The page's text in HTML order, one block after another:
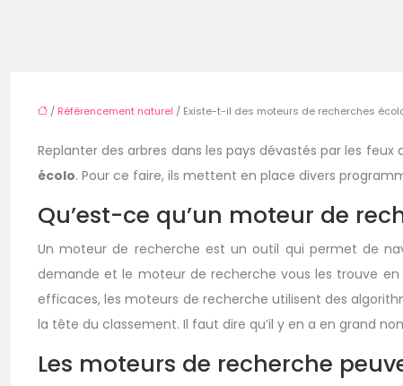
/ Référencement naturel / Existe-t-il des moteurs de recherches
Replanter des arbres dans les pays dévastés par les
écolo. Pour ce faire, ils mettent en place divers
Qu’est-ce qu’un moteur de
Un moteur de recherche est un outil qui permet de
demande et le moteur de recherche vous les trouve
efficaces, les moteurs de recherche utilisent des
la tête du classement. Il faut dire qu’il y en a en grand
Les moteurs de recherche